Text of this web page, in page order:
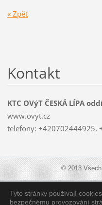
« Zpět
Tyto stránky používají
bezpečnému provozování
Kontakt
KTC OVýT ČESKÁ LÍPA
www.ovyt.cz
telefony: +420702444925,
© 2013
Zobrazit:Mobilní verzi|